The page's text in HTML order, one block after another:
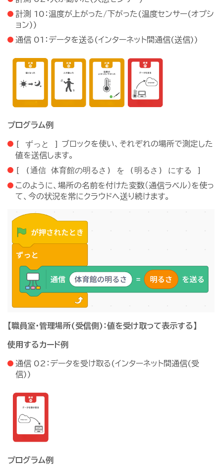
計測 10：温度が上がった/下がった(温度センサー(オプシ
ョン))
通信 01：データを送る(インターネット間通信(送信))
プログラム例
[ ずっと ]
ブロックを使い、それぞれの場所で測定した
値を送信します。
[ (通信 体育館の明るさ) を (明るさ) にする ]
このように、場所の名前を付けた変数（通信ラベル）を使っ
て、今の状況を常にクラウドへ送り続けます。
【職員室・管理場所(受信側)：値を受け取って表示する】
使用するカード例
通信 02：データを受け取る(インターネット間通信(受
信))
プログラム例